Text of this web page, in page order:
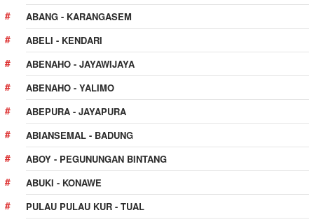
ABANG - KARANGASEM
ABELI - KENDARI
ABENAHO - JAYAWIJAYA
ABENAHO - YALIMO
ABEPURA - JAYAPURA
ABIANSEMAL - BADUNG
ABOY - PEGUNUNGAN BINTANG
ABUKI - KONAWE
PULAU PULAU KUR - TUAL